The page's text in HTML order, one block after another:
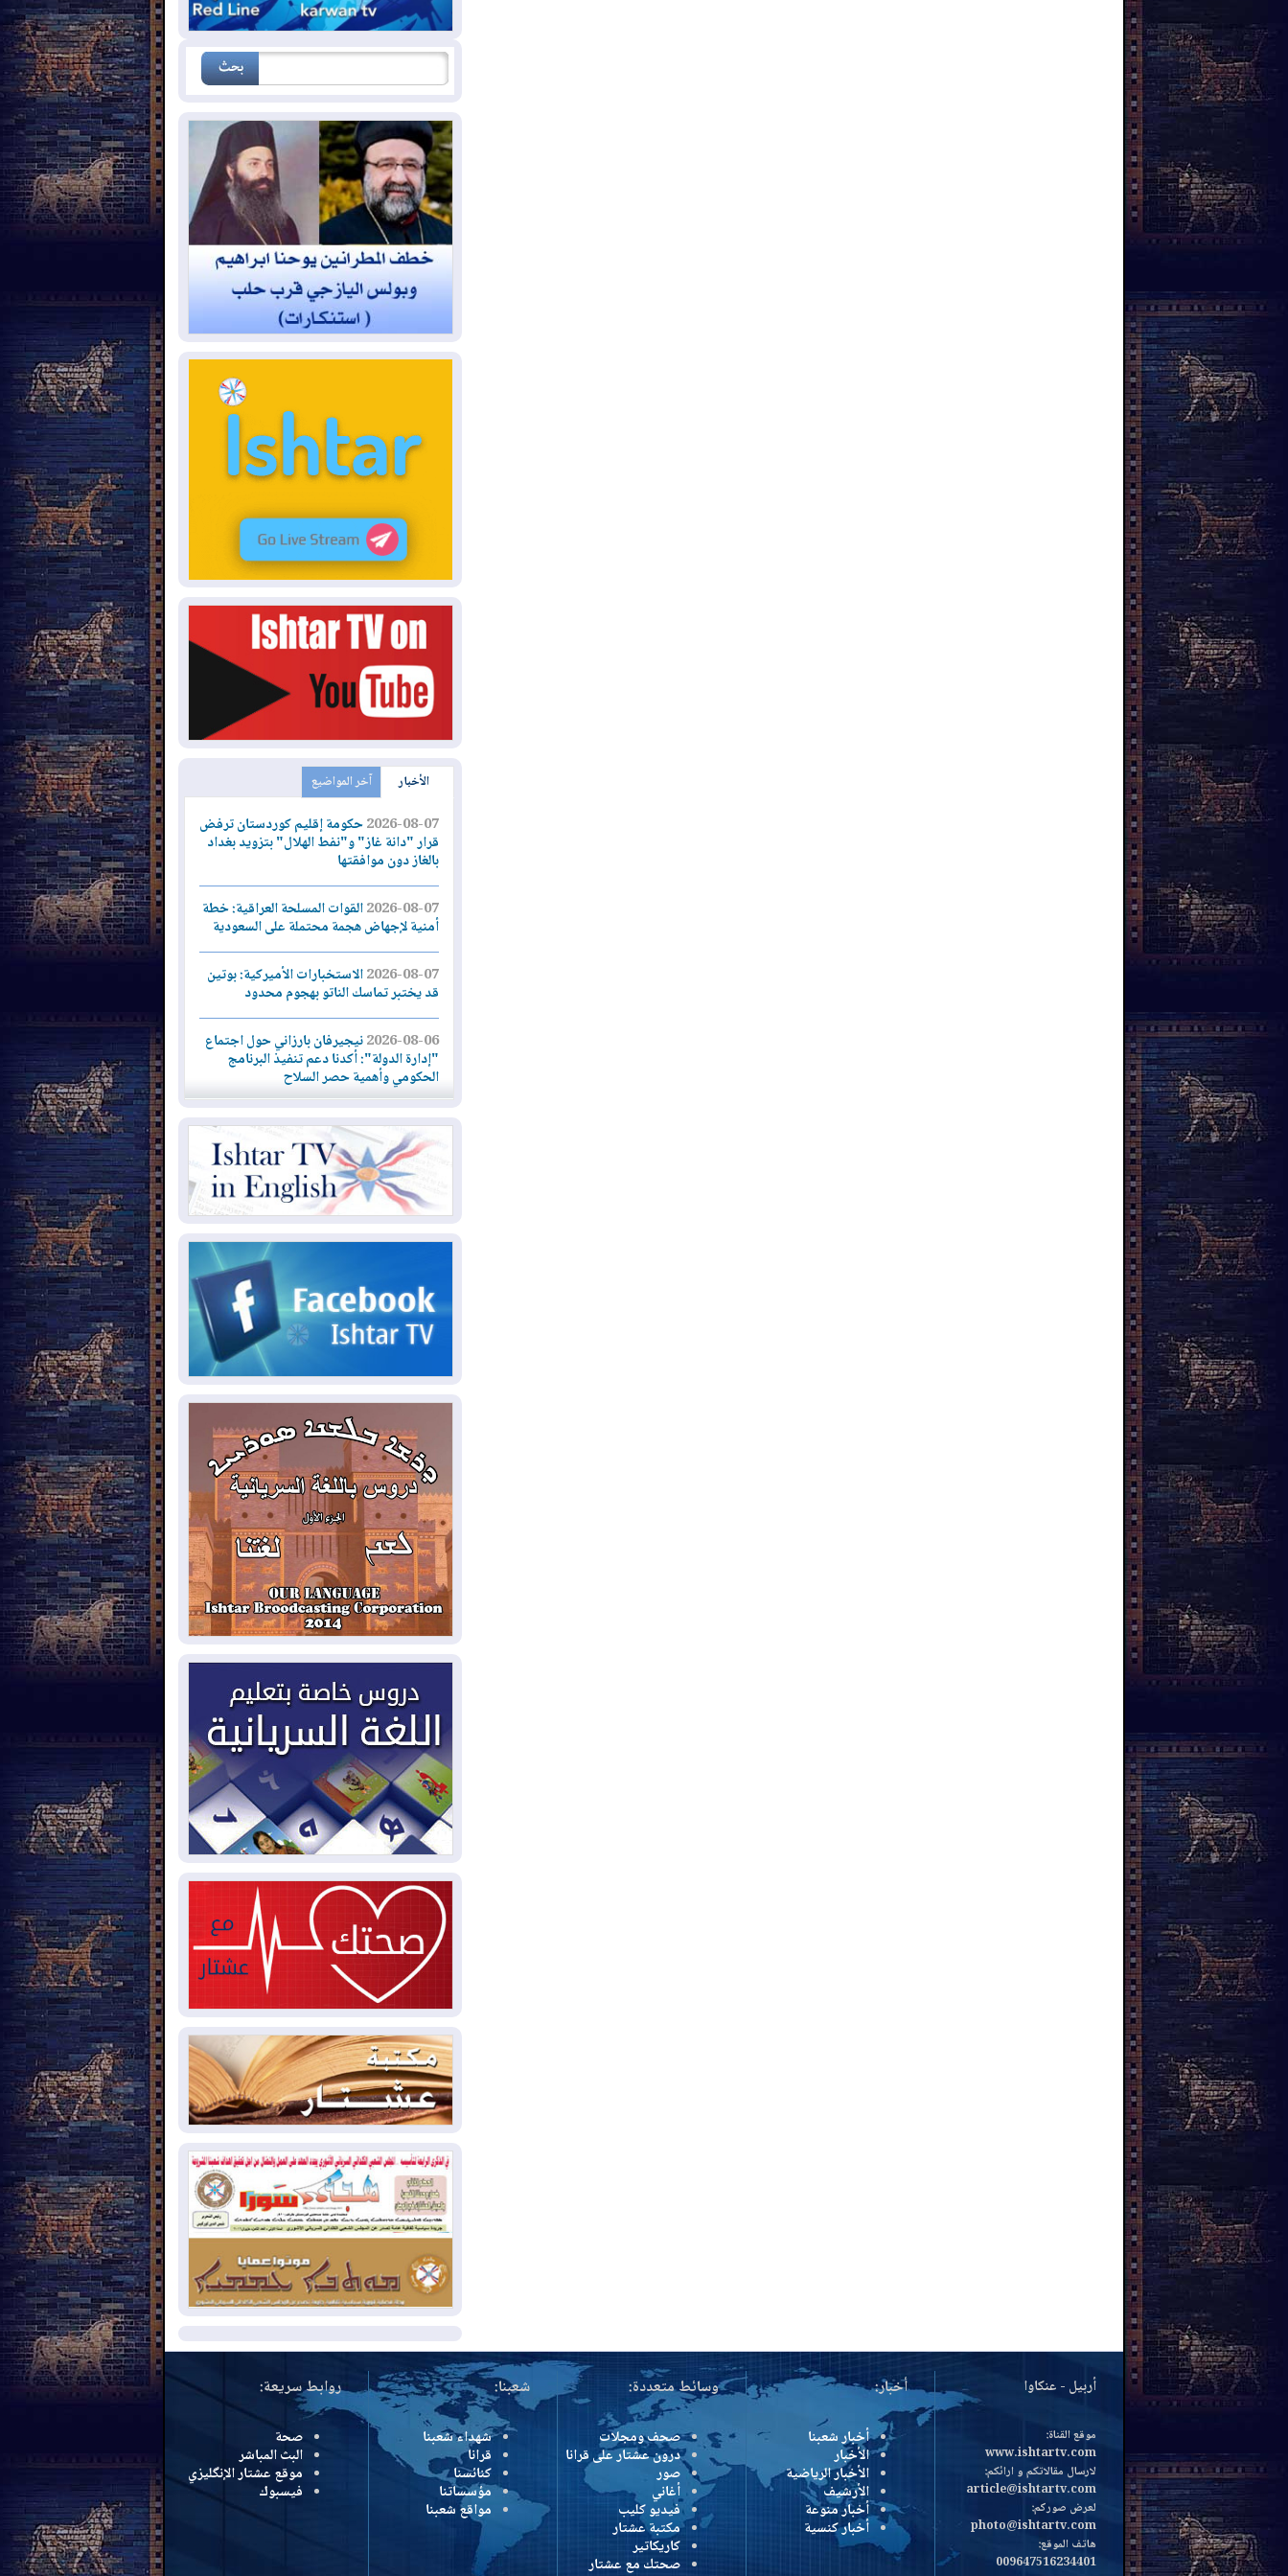
الأخبار آخر المواضيع
2026-08-07حكومة إقليم كوردستان ترفض
قرار "دانة غاز" و"نفط الهلال" بتزويد بغداد
بالغاز دون موافقتها
2026-08-07القوات المسلحة العراقية: خطة
أمنية لإجهاض هجمة محتملة على السعودية
2026-08-07الاستخبارات الأميركية: بوتين
قد يختبر تماسك الناتو بهجوم محدود
2026-08-06نيجيرفان بارزاني حول اجتماع
"إدارة الدولة": أكدنا دعم تنفيذ البرنامج
الحكومي وأهمية حصر السلاح
2026-08-06ائتلاف ادارة الدولة: من
يقومون بسلوك يهدد امن البلاد خارجون عن
القانون يجب محاربتهم
2026-08-06بعد هجومين قرب باب المندب..
الأحمر
2026-08-06مئات القاصرين بلا مأوى.. أزمة
سبتة تتصاعد وتضغط على مدريد
لمدة عام.. بدء توريد 100
مليون قدم مكعب يومياً من غاز كورمور في
إقليم كوردستان إلى وزارة الكهرباء العراقية
2026-08-05
15كارثة بيئية ومناخية ترسم
ملامح أخطر التحديات التي تواجه العراق
اليوم
2026-08-05
حرائق فرنسا.. توقيف 402
شخص بينهم 156 قاصرا منذ بداية موسم
الحرائق
2026-08-04سومو: إنتاج النفط في إقليم
كوردستان انخفض إلى أقل من 10%
ملفات حقبة الكاظمي تعود إلى
الواجهة.. أنباء عن مراجعات قضائية
وتحقيقات أوسع في قضايا فساد
2026-08-04بيترو يشكو تزوير الانتخابات
الرئاسية ويحذر من "حرب أهلية" في
كولومبيا
2026-08-03رئيس إقليم كوردستان في
2026-08-03
العراق يؤكد مجدداً التزامه
بمنع الهجمات على الدول المجاورة
2026-08-03
العجز والاقتراض يطوقان
دينار!
2026-08-03كوبا تغرق في الظلام مجددا
وانهيار الشبكة الكهربائية
2026-08-03
أوامر بإجلاء 60 ألف شخص
بسبب الحرائق في ولاية واشنطن
2026-08-02مشروع "حسابي" يُمهل
الموظفين حتى نهاية أغسطس لاستلام
بطاقاتهم المصرفية
2026-08-02دمشق وعمّان تحذران بغداد:
أي هجوم من أراضي العراق سيواجه برد
المزيد
أربيل - عنكاوا
موقع القناة:
www.ishtartv.com
لارسال مقالاتكم و ارائكم:
article@ishtartv.com
لعرض صوركم:
photo@ishtartv.com
هاتف الموقع:
009647516234401
أخبار:
أخبار شعبنا
الأخبار
الأخبار الرياضية
الأرشيف
أخبار منوعة
أخبار كنسية
وسائط متعددة:
صحف ومجلات
درون عشتار على قرانا
صور
أغاني
فيديو كليب
مكتبة عشتار
كاريكاتير
صحتك مع عشتار
شعبنا:
شهداء شعبنا
قرانا
كنائسنا
مؤسساتنا
مواقع شعبنا
روابط سريعة:
صحة
البث المباشر
موقع عشتار الإنگليزي
فيسبوك